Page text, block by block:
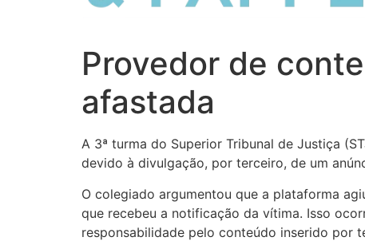
Provedor de
afastada
A 3ª turma do Superior Tribunal de Justiça
devido à divulgação, por terceiro, de um
O colegiado argumentou que a plataforma
que recebeu a notificação da vítima. Isso
responsabilidade pelo conteúdo inserido por